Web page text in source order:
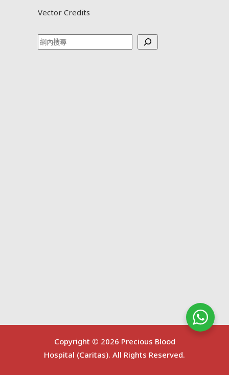
Vector Credits
Search
Copyright © 2026 Precious Blood
Hospital (Caritas). All Rights Reserved.